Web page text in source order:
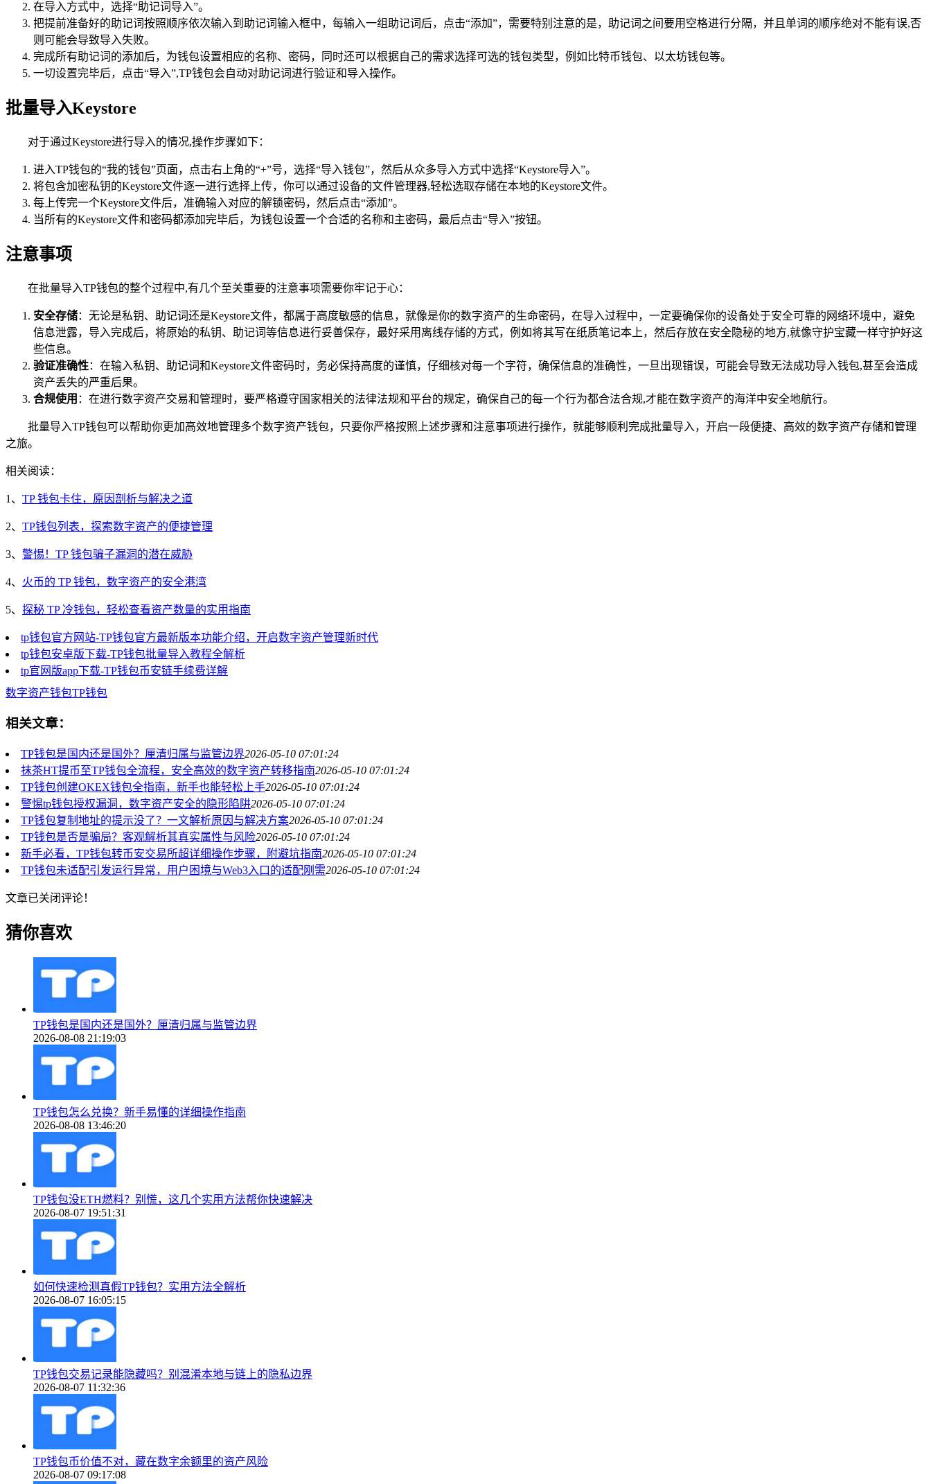
在导入方式中，选择“助记词导入”。
把提前准备好的助记词按照顺序依次输入到助记词输入框中，每输入一组助记词后，点击“添加”，需要特别注意的是，助记词之间要用空格进行分隔，并且单词的顺序绝对不能有误,否
则可能会导致导入失败。
完成所有助记词的添加后，为钱包设置相应的名称、密码，同时还可以根据自己的需求选择可选的钱包类型，例如比特币钱包、以太坊钱包等。
一切设置完毕后，点击“导入”,TP钱包会自动对助记词进行验证和导入操作。
批量导入Keystore
对于通过Keystore进行导入的情况,操作步骤如下：
进入TP钱包的“我的钱包”页面，点击右上角的“+”号，选择“导入钱包”，然后从众多导入方式中选择“Keystore导入”。
将包含加密私钥的Keystore文件逐一进行选择上传，你可以通过设备的文件管理器,轻松选取存储在本地的Keystore文件。
每上传完一个Keystore文件后，准确输入对应的解锁密码，然后点击“添加”。
当所有的Keystore文件和密码都添加完毕后，为钱包设置一个合适的名称和主密码，最后点击“导入”按钮。
注意事项
在批量导入TP钱包的整个过程中,有几个至关重要的注意事项需要你牢记于心：
安全存储：无论是私钥、助记词还是Keystore文件，都属于高度敏感的信息，就像是你的数字资产的生命密码，在导入过程中，一定要确保你的设备处于安全可靠的网络环境中，避免
信息泄露，导入完成后，将原始的私钥、助记词等信息进行妥善保存，最好采用离线存储的方式，例如将其写在纸质笔记本上，然后存放在安全隐秘的地方,就像守护宝藏一样守护好这
些信息。
验证准确性：在输入私钥、助记词和Keystore文件密码时，务必保持高度的谨慎，仔细核对每一个字符，确保信息的准确性，一旦出现错误，可能会导致无法成功导入钱包,甚至会造成
资产丢失的严重后果。
合规使用 ：在进行数字资产交易和管理时，要严格遵守国家相关的法律法规和平台的规定，确保自己的每一个行为都合法合规,才能在数字资产的海洋中安全地航行。
批量导入TP钱包可以帮助你更加高效地管理多个数字资产钱包，只要你严格按照上述步骤和注意事项进行操作，就能够顺利完成批量导入，开启一段便捷、高效的数字资产存储和管理
之旅。
相关阅读：
1、 TP 钱包卡住，原因剖析与解决之道
2、 TP钱包列表，探索数字资产的便捷管理
3、 警惕！TP 钱包骗子漏洞的潜在威胁
4、 火币的 TP 钱包，数字资产的安全港湾
5、 探秘 TP 冷钱包，轻松查看资产数量的实用指南
tp钱包官方网站-TP钱包官方最新版本功能介绍，开启数字资产管理新时代
tp钱包安卓版下载-TP钱包批量导入教程全解析
tp官网版app下载-TP钱包币安链手续费详解
数字资产钱包TP钱包
相关文章：
TP钱包是国内还是国外？厘清归属与监管边界2026-05-10 07:01:24
抹茶HT提币至TP钱包全流程，安全高效的数字资产转移指南2026-05-10 07:01:24
TP钱包创建OKEX钱包全指南，新手也能轻松上手2026-05-10 07:01:24
警惕tp钱包授权漏洞，数字资产安全的隐形陷阱2026-05-10 07:01:24
TP钱包复制地址的提示没了？一文解析原因与解决方案2026-05-10 07:01:24
TP钱包是否是骗局？客观解析其真实属性与风险2026-05-10 07:01:24
新手必看，TP钱包转币安交易所超详细操作步骤，附避坑指南2026-05-10 07:01:24
TP钱包未适配引发运行异常，用户困境与Web3入口的适配刚需2026-05-10 07:01:24
文章已关闭评论！
猜你喜欢
TP钱包是国内还是国外？厘清归属与监管边界
2026-08-08 21:19:03
TP钱包怎么兑换？新手易懂的详细操作指南
2026-08-08 13:46:20
TP钱包没ETH燃料？别慌，这几个实用方法帮你快速解决
2026-08-07 19:51:31
如何快速检测真假TP钱包？实用方法全解析
2026-08-07 16:05:15
TP钱包交易记录能隐藏吗？别混淆本地与链上的隐私边界
2026-08-07 11:32:36
TP钱包币价值不对，藏在数字余额里的资产风险
2026-08-07 09:17:08